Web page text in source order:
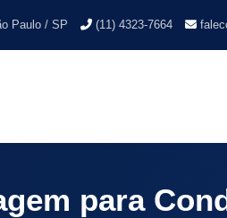
Paulo / SP (11) 4323-7664
para